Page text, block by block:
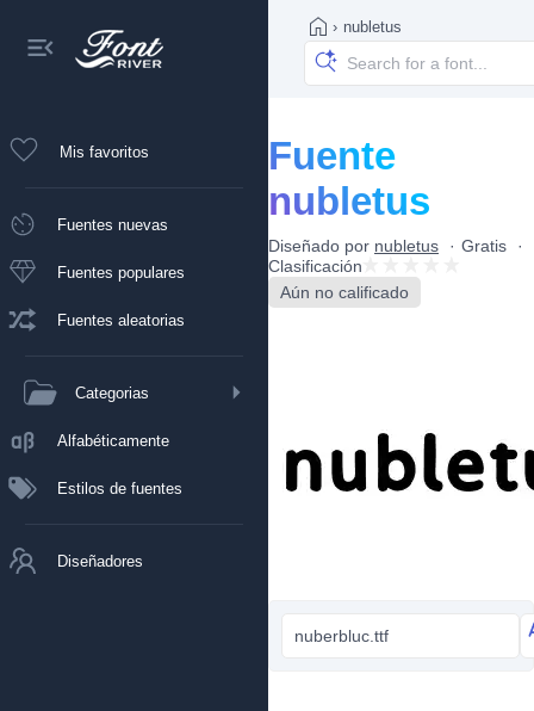
Mis favoritos
Fuentes nuevas
Fuentes populares
Fuentes aleatorias
Categorias
Alfabéticamente
Estilos de fuentes
Diseñadores
› nubletus
Fuente
nubletus
Diseñado por nubletus
Gratis
Clasificación
Aún no calificado
nuberbluc.ttf